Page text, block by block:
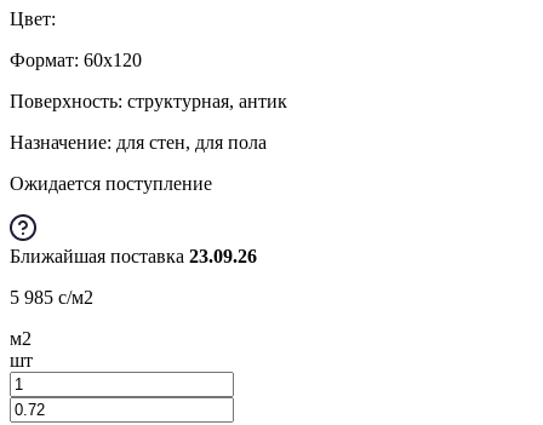
Цвет:
Формат: 60x120
Поверхность: структурная, антик
Назначение: для стен, для пола
Ожидается поступление
Ближайшая поставка 23.09.26
5 985 c/м2
м2
шт